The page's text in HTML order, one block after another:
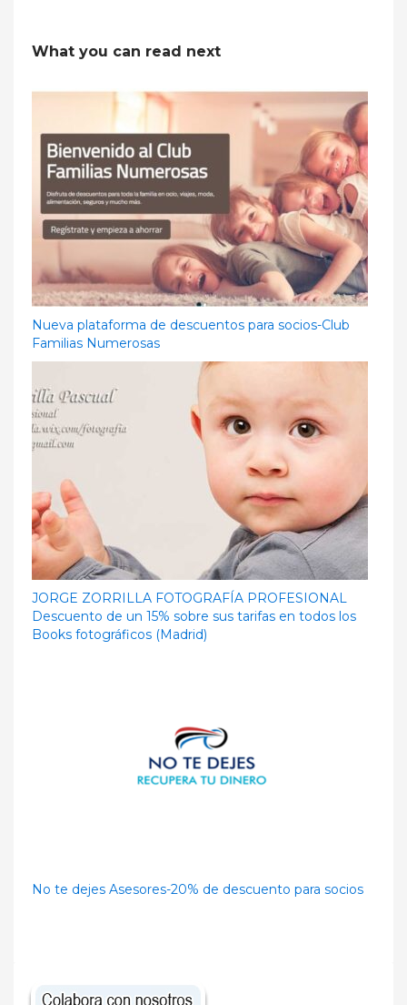
What you can read next
Nueva plataforma de descuentos para socios-Club
Familias Numerosas
JORGE ZORRILLA FOTOGRAFÍA PROFESIONAL
Descuento de un 15% sobre sus tarifas en todos los
Books fotográficos (Madrid)
No te dejes Asesores-20% de descuento para socios